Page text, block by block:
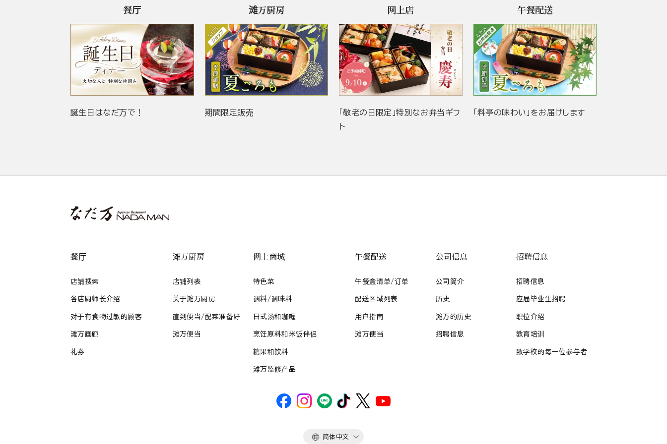
餐厅
誕生日はなだ万で！
滩万厨房
期間限定販売
网上店
「敬老の日限定」特別なお弁当ギフ
ト
午餐配送
「料亭の味わい」をお届けします
餐厅
店铺搜索
各店厨师长介绍
对于有食物过敏的顾客
滩万画廊
礼券
滩万厨房
店铺列表
关于滩万厨房
直到便当/配菜准备好
滩万便当
网上商城
特色菜
调料/调味料
日式汤和咖喱
烹饪原料和米饭伴侣
糖果和饮料
滩万监修产品
午餐配送
午餐盒清单/订单
配送区域列表
用户指南
滩万便当
公司信息
公司简介
历史
滩万的历史
招聘信息
招聘信息
招聘信息
应届毕业生招聘
职位介绍
教育培训
致学校的每一位参与者
语 简体中文